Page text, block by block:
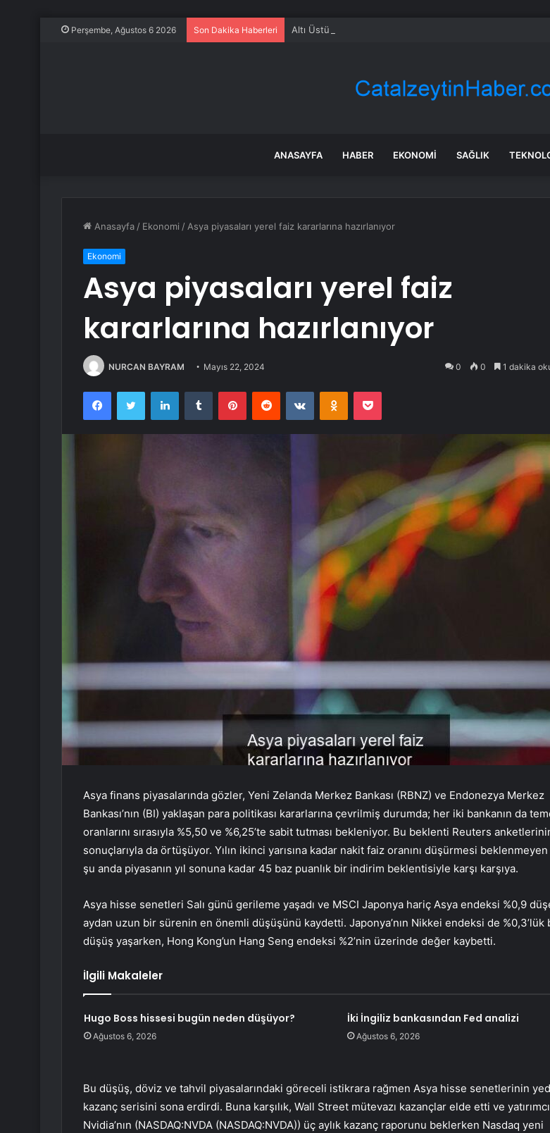
Perşembe, Ağustos 6 2026 Son Dakika Haberleri Altı Üstü İstanbul 5. Bölüm full HD tek parça izleme linki
ANASAYFA HABER EKONOMI SAĞLIK
Anasayfa / Ekonomi / Asya piyasaları yerel faiz kararlarına hazırlanıyor
Ekonomi
Asya piyasaları yerel faiz
kararlarına hazırlanıyor
NURCAN BAYRAM Mayıs 22, 2024 0 0 1 dakika
FacebookTwitter LinkedInTumblr PinterestReddit VKontakteOdnoklassniki
Pocket
Asya finans piyasalarında gözler, Yeni Zelanda Merkez Bankası (RBNZ) ve Endonezya Merkez
Bankası’nın (BI) yaklaşan para politikası kararlarına çevrilmiş durumda; her iki bankanın da
oranlarını sırasıyla %5,50 ve %6,25’te sabit tutması bekleniyor. Bu beklenti Reuters
sonuçlarıyla da örtüşüyor. Yılın ikinci yarısına kadar nakit faiz oranını düşürmesi beklenmeyen
şu anda piyasanın yıl sonuna kadar 45 baz puanlık bir indirim beklentisiyle karşı karşıya.
Asya hisse senetleri Salı günü gerileme yaşadı ve MSCI Japonya hariç Asya endeksi %0,9
aydan uzun bir sürenin en önemli düşüşünü kaydetti. Japonya’nın Nikkei endeksi de %0,3’lük
düşüş yaşarken, Hong Kong’un Hang Seng endeksi %2’nin üzerinde değer kaybetti.
İlgili Makaleler
Hugo Boss hissesi bugün neden düşüyor?
Ağustos 6, 2026
İki İngiliz bankasından Fed analizi
Ağustos 6, 2026
Bu düşüş, döviz ve tahvil piyasalarındaki göreceli istikrara rağmen Asya hisse senetlerinin
kazanç serisini sona erdirdi. Buna karşılık, Wall Street mütevazı kazançlar elde etti ve
Nvidia’nın (NASDAQ:NVDA (NASDAQ:NVDA)) üç aylık kazanç raporunu beklerken Nasdaq yeni